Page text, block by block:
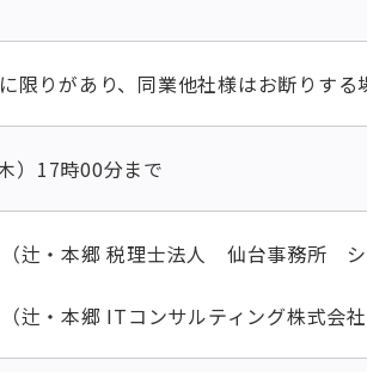
りがあり、同業他社様はお断りする
）17時00分まで
辻・本郷 税理士法人 仙台事務所
辻・本郷 ITコンサルティング株式会